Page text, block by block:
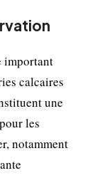
important
calcaires
une
les
notamment